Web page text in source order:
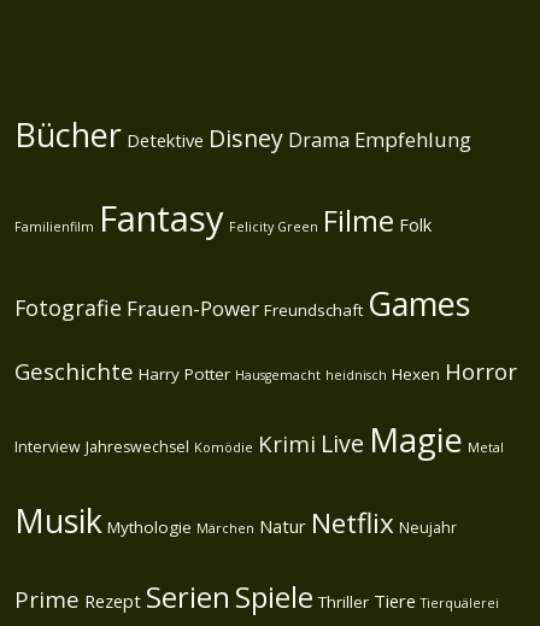
Bücher Detektive Disney Drama Empfehlung
Familienfilm Fantasy Felicity Green Filme Folk
Fotografie Frauen-Power Freundschaft Games
Geschichte Harry Potter Hausgemacht heidnisch Hexen Horror
Interview Jahreswechsel Komödie Krimi Live Magie Metal
Musik Mythologie Märchen Natur Netflix Neujahr
Prime Rezept Serien Spiele Thriller Tiere Tierquälerei